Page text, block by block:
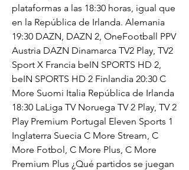
plataformas a las 18:30 horas, igual que
en la República de Irlanda. Alemania
19:30 DAZN, DAZN 2, OneFootball PPV
Austria DAZN Dinamarca TV2 Play, TV2
Sport X Francia beIN SPORTS HD 2,
beIN SPORTS HD 2 Finlandia 20:30 C
More Suomi Italia República de Irlanda
18:30 LaLiga TV Noruega TV 2 Play, TV 2
Play Premium Portugal Eleven Sports 1
Inglaterra Suecia C More Stream, C
More Fotbol, C More Plus, C More
Premium Plus ¿Qué partidos se juegan